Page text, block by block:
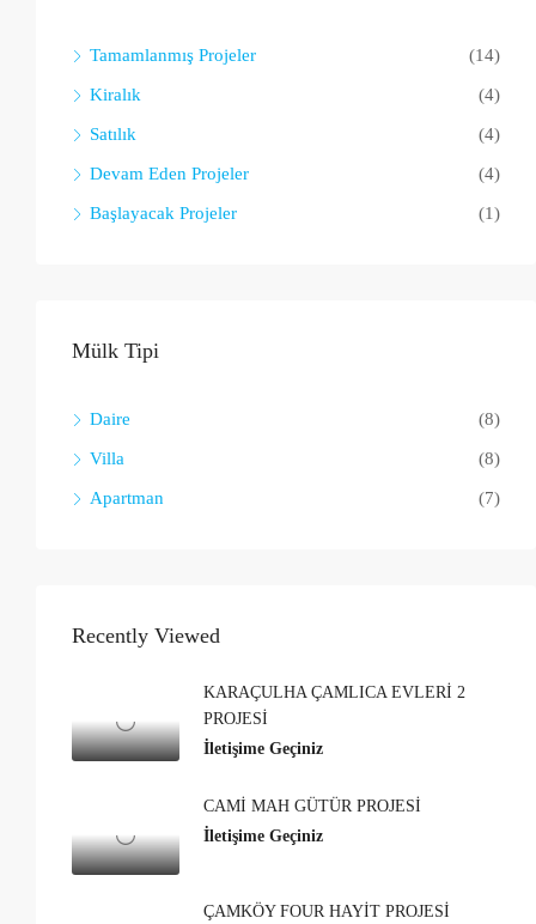
Tamamlanmış Projeler (14)
Kiralık (4)
Satılık (4)
Devam Eden Projeler (4)
Başlayacak Projeler (1)
Mülk Tipi
Daire (8)
Villa (8)
Apartman (7)
Recently Viewed
KARAÇULHA ÇAMLICA EVLERİ 2
PROJESİ
İletişime Geçiniz
CAMİ MAH GÜTÜR PROJESİ
İletişime Geçiniz
ÇAMKÖY FOUR HAYİT PROJESİ